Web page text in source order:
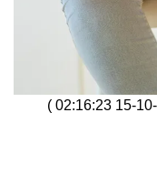
)